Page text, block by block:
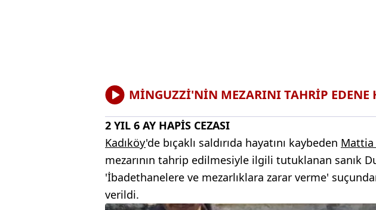
MİNGUZZİ'NİN MEZARINI TAHRİP EDENE
2 YIL 6 AY HAPİS CEZASI
Kadıköy'de bıçaklı saldırıda hayatını kaybeden Mattia
mezarının tahrip edilmesiyle ilgili tutuklanan sanık
'İbadethanelere ve mezarlıklara zarar verme'
verildi.